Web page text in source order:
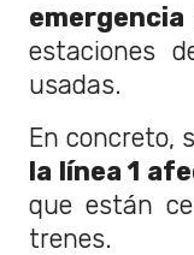
emergencia
estaciones
usadas.
En concreto,
la línea 1
que están
trenes.